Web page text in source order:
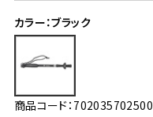
カラー：ブラック
商品コード：702035702500